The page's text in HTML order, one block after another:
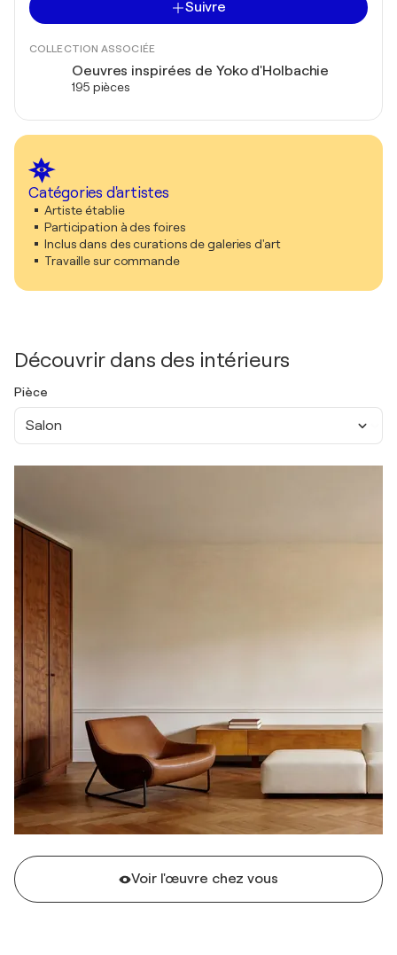
Suivre
COLLECTION ASSOCIÉE
Oeuvres inspirées de Yoko d'Holbachie
195 pièces
Catégories d'artistes
Artiste établie
Participation à des foires
Inclus dans des curations de galeries d'art
Travaille sur commande
Découvrir dans des intérieurs
Pièce
Salon
Voir l'œuvre chez vous